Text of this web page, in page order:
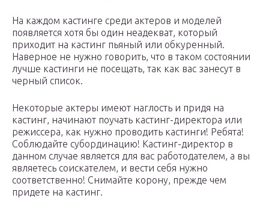
На каждом кастинге среди актеров и моделей
появляется хотя бы один неадекват, который
приходит на кастинг пьяный или обкуренный.
Наверное не нужно говорить, что в таком состоянии
лучше кастинги не посещать, так как вас занесут в
черный список.
Некоторые актеры имеют наглость и придя на
кастинг, начинают поучать кастинг-директора или
режиссера, как нужно проводить кастинги! Ребята!
Соблюдайте субординацию! Кастинг-директор в
данном случае является для вас работодателем, а вы
являетесь соискателем, и вести себя нужно
соответственно! Снимайте корону, прежде чем
придете на кастинг.